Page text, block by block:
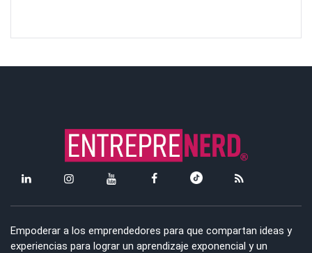
Empoderar a los emprendedores para que compartan ideas y
experiencias para lograr un aprendizaje exponencial y un